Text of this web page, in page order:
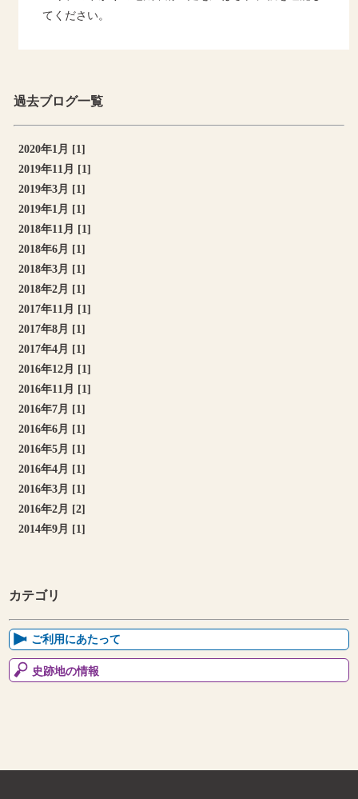
カテゴリ
ご利用にあたって
史跡地の情報
てください。
過去ブログ一覧
2020年1月 [1]
2019年11月 [1]
2019年3月 [1]
2019年1月 [1]
2018年11月 [1]
2018年6月 [1]
2018年3月 [1]
2018年2月 [1]
2017年11月 [1]
2017年8月 [1]
2017年4月 [1]
2016年12月 [1]
2016年11月 [1]
2016年7月 [1]
2016年6月 [1]
2016年5月 [1]
2016年4月 [1]
2016年3月 [1]
2016年2月 [2]
2014年9月 [1]